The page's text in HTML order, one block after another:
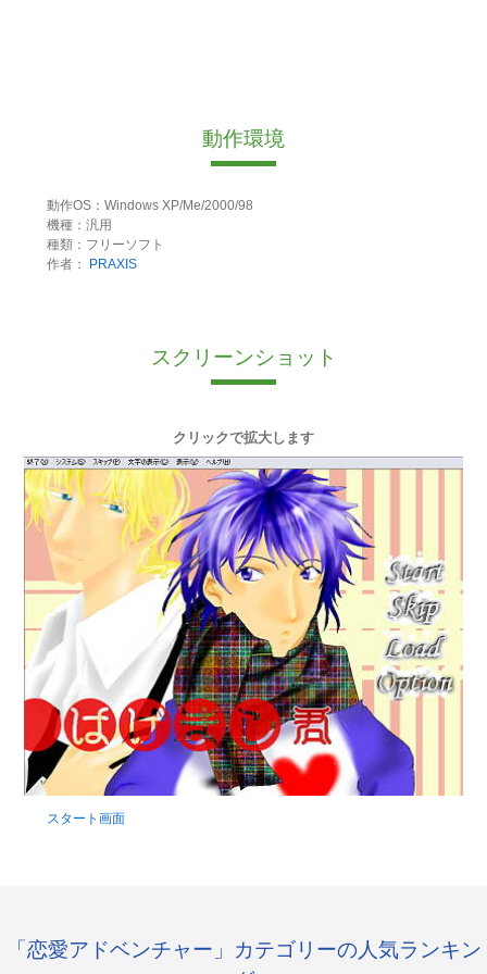
動作環境
動作OS：Windows XP/Me/2000/98
機種：汎用
種類：フリーソフト
作者：
PRAXIS
スクリーンショット
クリックで拡大します
スタート画面
「恋愛アドベンチャー」カテゴリーの人気ランキン